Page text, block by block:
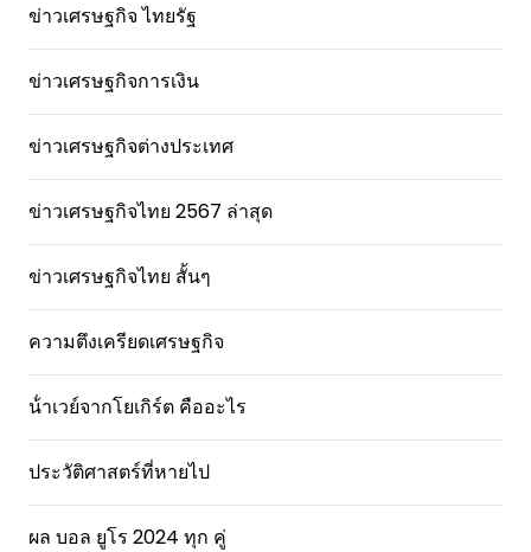
ข่าวเศรษฐกิจ ไทยรัฐ
ข่าวเศรษฐกิจการเงิน
ข่าวเศรษฐกิจต่างประเทศ
ข่าวเศรษฐกิจไทย 2567 ล่าสุด
ข่าวเศรษฐกิจไทย สั้นๆ
ความตึงเครียดเศรษฐกิจ
น้ําเวย์จากโยเกิร์ต คืออะไร
ประวัติศาสตร์ที่หายไป
ผล บอล ยูโร 2024 ทุก คู่